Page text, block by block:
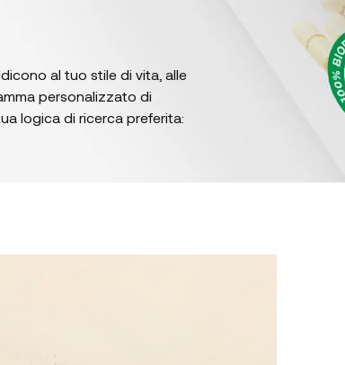
al tuo stile di vita, alle
personalizzato di
logica di ricerca preferita: